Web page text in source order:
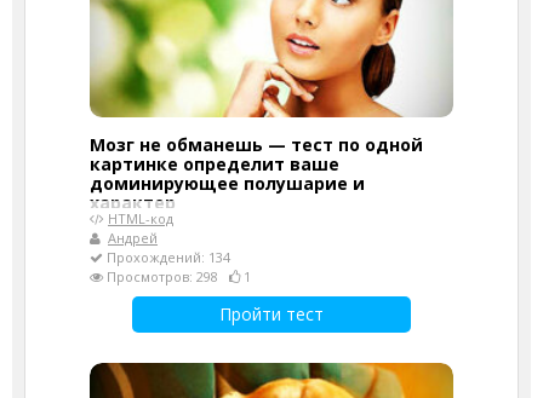
Мозг не обманешь — тест по одной
картинке определит ваше
доминирующее полушарие и
характер
HTML-код
Андрей
Прохождений: 134
Просмотров: 298
1
Пройти тест